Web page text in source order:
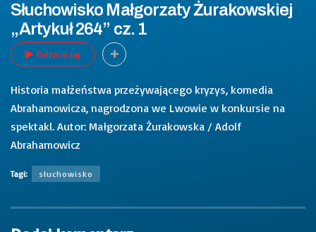
Słuchowisko Małgorzaty Żurakowskiej
„Artykuł 264” cz. 1
Odtwarzaj
Historia małżeństwa przeżywającego kryzys, komedia
Abrahamowicza, nagrodzona we Lwowie w konkursie na
spektakl. Autor: Małgorzata Żurakowska / Adolf
Abrahamowicz
Tagi: słuchowisko